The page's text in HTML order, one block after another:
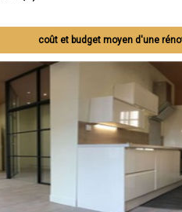
coût et budget moyen d'une